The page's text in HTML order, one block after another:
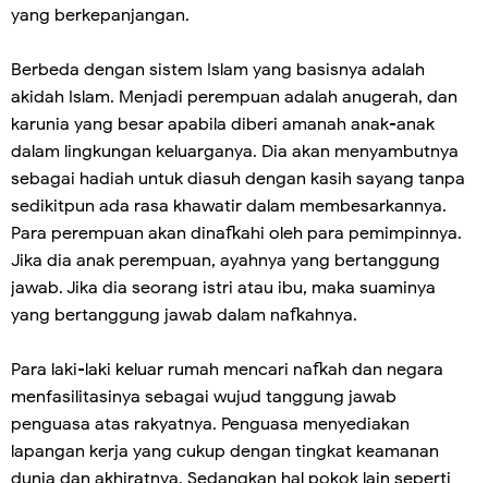
yang berkepanjangan.
Berbeda dengan sistem Islam yang basisnya adalah
akidah Islam. Menjadi perempuan adalah anugerah, dan
karunia yang besar apabila diberi amanah anak-anak
dalam lingkungan keluarganya. Dia akan menyambutnya
sebagai hadiah untuk diasuh dengan kasih sayang tanpa
sedikitpun ada rasa khawatir dalam membesarkannya.
Para perempuan akan dinafkahi oleh para pemimpinnya.
Jika dia anak perempuan, ayahnya yang bertanggung
jawab. Jika dia seorang istri atau ibu, maka suaminya
yang bertanggung jawab dalam nafkahnya.
Para laki-laki keluar rumah mencari nafkah dan negara
menfasilitasinya sebagai wujud tanggung jawab
penguasa atas rakyatnya. Penguasa menyediakan
lapangan kerja yang cukup dengan tingkat keamanan